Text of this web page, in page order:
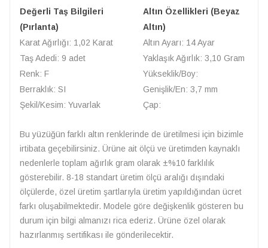
Değerli Taş Bilgileri
(Pırlanta)
Karat Ağırlığı: 1,02 Karat
Taş Adedi: 9 adet
Renk: F
Berraklık: SI
Şekil/Kesim: Yuvarlak
Altın Özellikleri (Beyaz
Altın)
Altın Ayarı: 14 Ayar
Yaklaşık Ağırlık: 3,10 Gram
Yükseklik/Boy:
Genişlik/En: 3,7 mm
Çap:
Bu yüzüğün farklı altın renklerinde de üretilmesi için bizimle
irtibata geçebilirsiniz. Ürüne ait ölçü ve üretimden kaynaklı
nedenlerle toplam ağırlık gram olarak ±%10 farklılık
gösterebilir. 8-18 standart üretim ölçü aralığı dışındaki
ölçülerde, özel üretim şartlarıyla üretim yapıldığından ücret
farkı oluşabilmektedir. Modele göre değişkenlik gösteren bu
durum için bilgi almanızı rica ederiz. Ürüne özel olarak
hazırlanmış sertifikası ile gönderilecektir.